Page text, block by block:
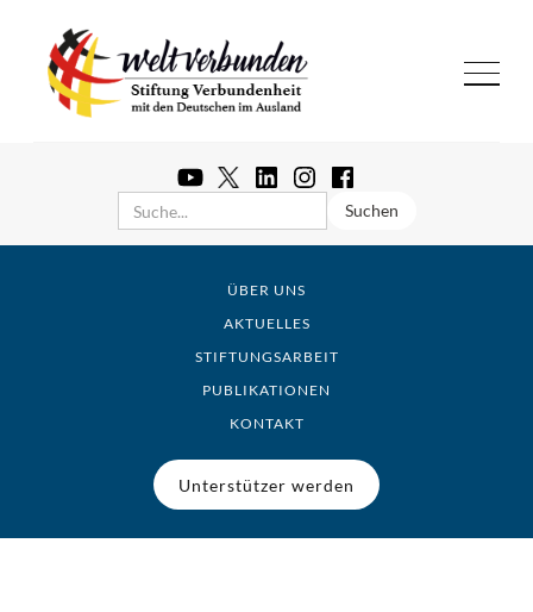
ÜBER UNS
AKTUELLES
STIFTUNGSARBEIT
PUBLIKATIONEN
KONTAKT
Unterstützer werden